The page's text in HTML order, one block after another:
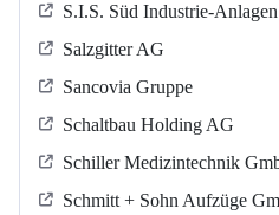
S.I.S. Süd Industrie-
Salzgitter AG
Sancovia Gruppe
Schaltbau Holding AG
Schiller Medizintechnik
Schmitt + Sohn Aufzüge